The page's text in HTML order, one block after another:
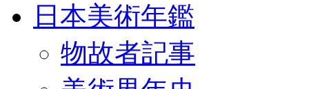
日本美術年鑑
物故者記事